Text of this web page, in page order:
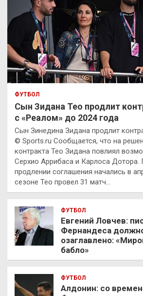
ФУТБОЛ
Сын Зидана Тео продлит
с «Реалом» до 2024 года
Сын Зинедина Зидана продлит
© Sports.ru Сообщается, что на
контракта Тео Зидана повлиял
Серхио Аррибаса и Карлоса Дотора.
продлении соглашения начались в
сезоне Тео провел 31 матч…
ФУТБОЛ
Евгений Ловчев:
Фернандеса
озаглавлено:
бабло»
ФУТБОЛ
Алдонин: со